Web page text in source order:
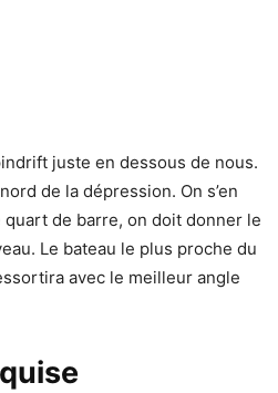
juste en dessous de nous.
de la dépression. On s’en
de barre, on doit donner le
Le bateau le plus proche du
avec le meilleur angle